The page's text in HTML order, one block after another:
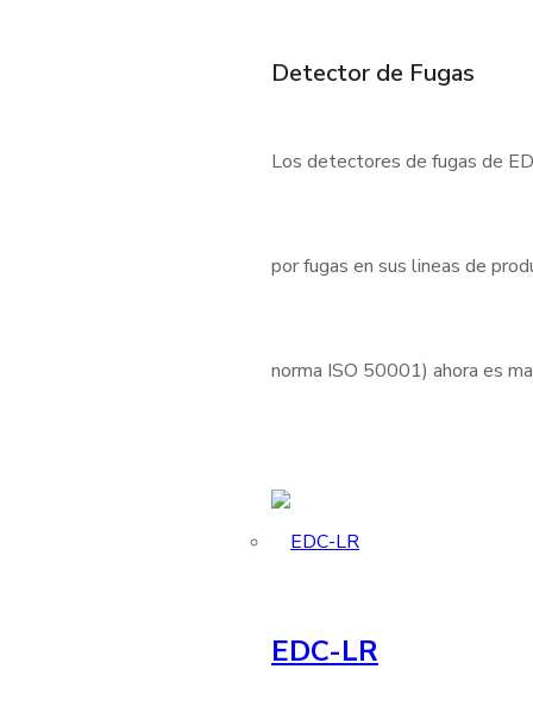
Detector de Fugas
Los detectores de fugas de
por fugas en sus lineas de
norma ISO 50001) ahora es
EDC-LR